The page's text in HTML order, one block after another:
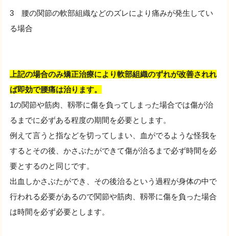
3 腰の関節の軟部組織などのズレにより痛みが発生してい
る場合
上記の場合のみ矯正治療により軟部組織のずれが改善されれ
ば即効で腰痛は治ります。
1の関節や筋肉、靱帯に傷を負ってしまった場合では傷が治
るまでに必ずある程度の期間を必要とします。
例えて言うと指などを切ってしまい、血がでるような怪我を
するとその後、かさぶたができて傷が治るまで必ず時間を必
要とするのと同じです。
出血しかさぶたができ、その後治るという過程が身体の中で
行われる必要があるので関節や筋肉、靱帯に傷を負った場合
は時間を必ず必要とします。